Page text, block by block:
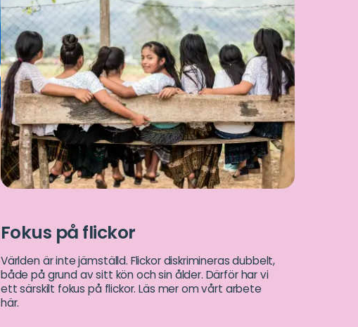
Fokus på flickor
Världen är inte jämställd. Flickor diskrimineras dubbelt,
både på grund av sitt kön och sin ålder. Därför har vi
ett särskilt fokus på flickor. Läs mer om vårt arbete
här.